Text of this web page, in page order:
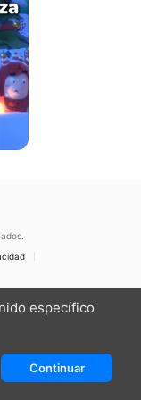
específico
Continuar